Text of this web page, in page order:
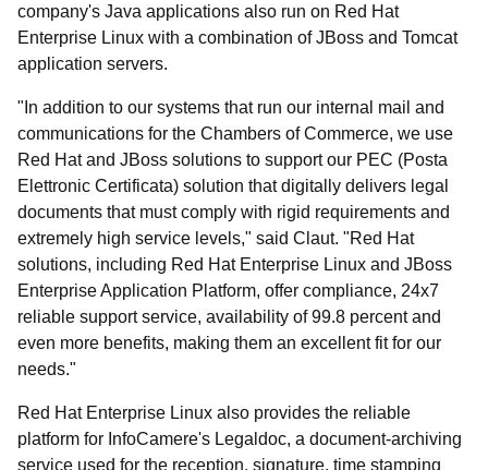
company's Java applications also run on Red Hat
Enterprise Linux with a combination of JBoss and Tomcat
application servers.
"In addition to our systems that run our internal mail and
communications for the Chambers of Commerce, we use
Red Hat and JBoss solutions to support our PEC (Posta
Elettronic Certificata) solution that digitally delivers legal
documents that must comply with rigid requirements and
extremely high service levels," said Claut. "Red Hat
solutions, including Red Hat Enterprise Linux and JBoss
Enterprise Application Platform, offer compliance, 24x7
reliable support service, availability of 99.8 percent and
even more benefits, making them an excellent fit for our
needs."
Red Hat Enterprise Linux also provides the reliable
platform for InfoCamere's Legaldoc, a document-archiving
service used for the reception, signature, time stamping